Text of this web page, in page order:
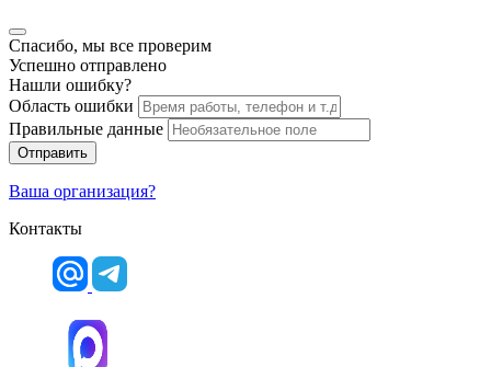
Спасибо, мы все проверим
Успешно отправлено
Нашли ошибку?
Область ошибки
Правильные данные
Отправить
Ваша организация?
Контакты